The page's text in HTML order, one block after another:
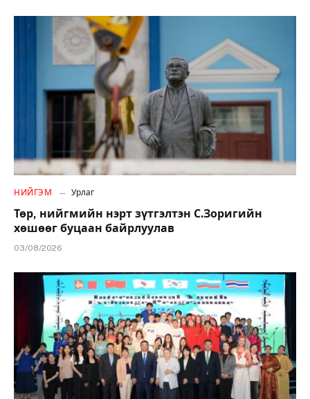
НИЙГЭМ Урлаг
Төр, нийгмийн нэрт зүтгэлтэн С.Зоригийн
хөшөөг буцаан байрлуулав
03/08/2026